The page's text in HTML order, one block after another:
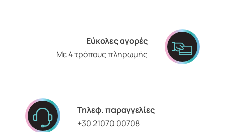
Εύκολες αγορές
Με 4 τρόπους πληρωμής
Τηλεφ. παραγγελίες
+30 21070 00708